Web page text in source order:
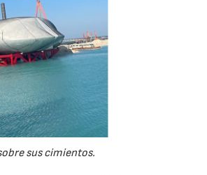
sus cimientos.
28/07/2026